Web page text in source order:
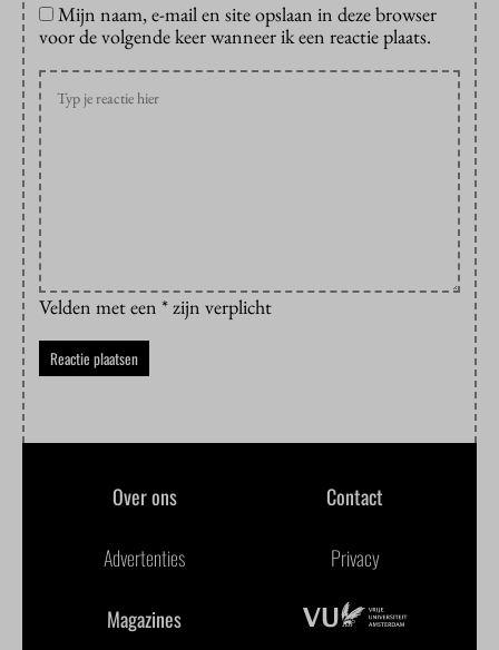
Mijn naam, e-mail en site opslaan in deze browser
voor de volgende keer wanneer ik een reactie plaats.
Velden met een * zijn verplicht
Over ons Contact
Advertenties Privacy
Magazines